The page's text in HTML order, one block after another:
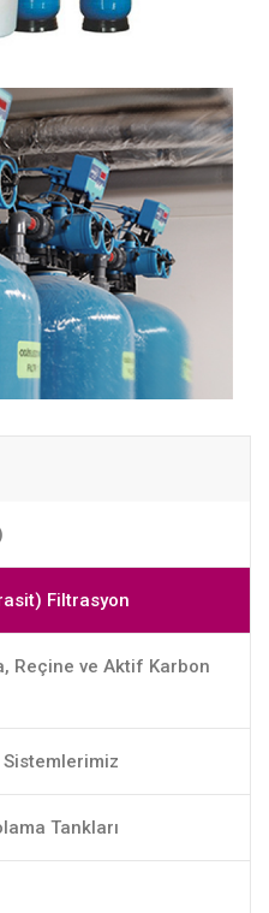
Filtrasyon
Reçine ve Aktif Karbon
Sistemlerimiz
Tankları